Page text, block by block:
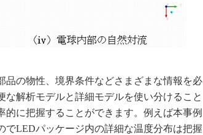
の物性、境界条件などさまざまな情報を必
解析モデルと詳細モデルを使い分けること
に把握することができます。例えば本事例
でLEDパッケージ内の詳細な温度分布は把握